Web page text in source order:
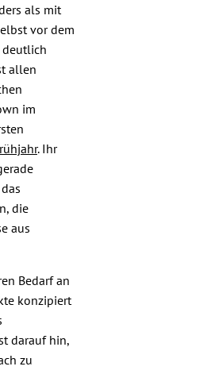
als mit
vor dem
deutlich
allen
im
. Ihr
die
aus
Bedarf an
konzipiert
darauf hin,
zu